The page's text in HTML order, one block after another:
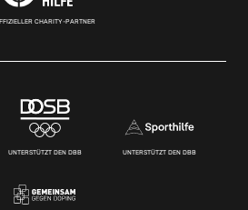
CHARITY-PARTNER
UNTERSTÜTZT DEN DBB UNTERSTÜTZT DEN DBB